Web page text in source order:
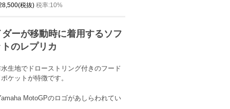
税抜) 税率:10%
ーが移動時に着用するソフ
のレプリカ
生地でドローストリング付きのフード
ケットが特徴です。
MotoGPのロゴがあしらわれてい